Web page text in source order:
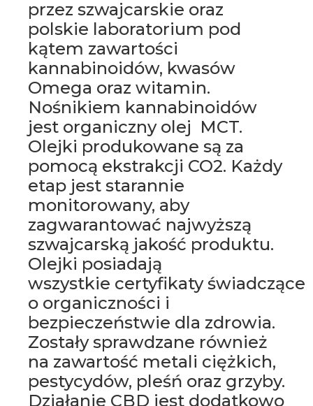
przez szwajcarskie oraz
polskie laboratorium pod
kątem zawartości
kannabinoidów, kwasów
Omega oraz witamin.
Nośnikiem kannabinoidów
jest organiczny olej MCT.
Olejki produkowane są za
pomocą ekstrakcji CO2. Każdy
etap jest starannie
monitorowany, aby
zagwarantować najwyższą
szwajcarską jakość produktu.
Olejki posiadają
wszystkie certyfikaty świadczące
o organiczności i
bezpieczeństwie dla zdrowia.
Zostały sprawdzane również
na zawartość metali ciężkich,
pestycydów, pleśń oraz grzyby.
Działanie CBD jest dodatkowo